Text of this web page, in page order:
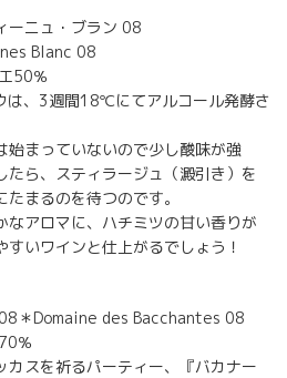
ーニュ・ブラン 08
Blanc 08
50％
は、3週間18℃にてアルコール発酵さ
始まっていないので少し酸味が強
たら、スティラージュ（澱引き）を
まるのを待つのです。
なアロマに、ハチミツの甘い香りが
いワインと仕上がるでしょう！
＊Domaine des Bacchantes 08
％
カスを祈るパーティー、『バカナー